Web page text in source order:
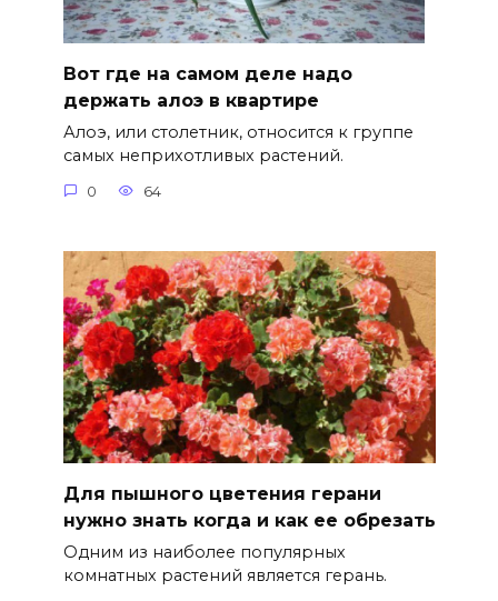
Вот где на самом деле надо
держать алоэ в квартире
Алоэ, или столетник, относится к группе
самых неприхотливых растений.
0 64
Для пышного цветения герани
нужно знать когда и как ее обрезать
Одним из наиболее популярных
комнатных растений является герань.